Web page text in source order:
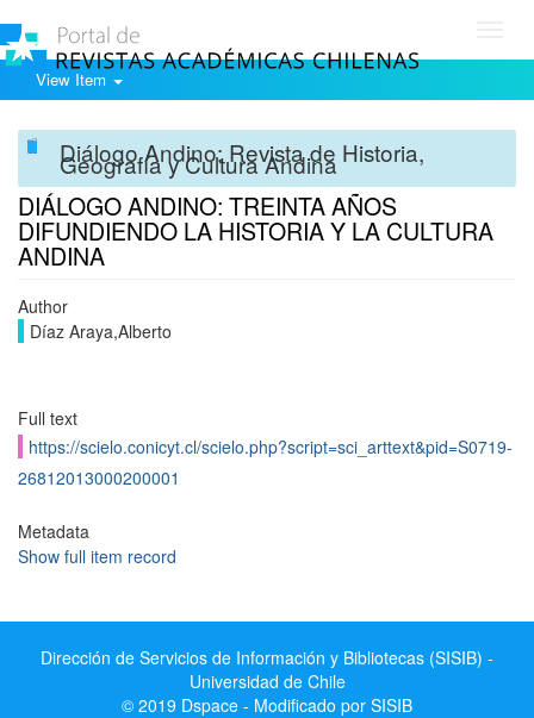
View Item
Diálogo Andino: Revista de Historia,
Geografía y Cultura Andina
DIÁLOGO ANDINO: TREINTA AÑOS
DIFUNDIENDO LA HISTORIA Y LA CULTURA
ANDINA
Author
Díaz Araya,Alberto
Full text
https://scielo.conicyt.cl/scielo.php?script=sci_arttext&pid=S0719-
26812013000200001
Metadata
Show full item record
Dirección de Servicios de Información y Bibliotecas (SISIB) -
Universidad de Chile
© 2019 Dspace - Modificado por SISIB